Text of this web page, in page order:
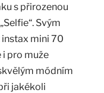
s přirozenou
Svým
mini 70
i pro muže
módním
jakékoli